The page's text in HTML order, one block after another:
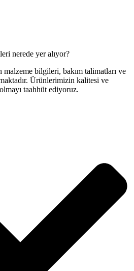
nerede yer alıyor?
malzeme bilgileri, bakım talimatları ve
Ürünlerimizin kalitesi ve
taahhüt ediyoruz.